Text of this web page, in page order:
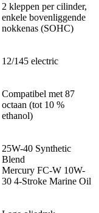
2 kleppen per cilinder,
enkele bovenliggende
nokkenas (SOHC)
12/145 electric
Compatibel met 87
octaan (tot 10 %
ethanol)
25W-40 Synthetic
Blend
Mercury FC-W 10W-
30 4-Stroke Marine Oil